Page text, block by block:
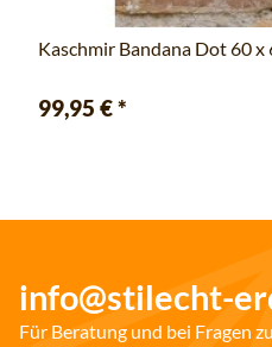
Kaschmir Bandana Dot 60 x
99,95 €*
info@stilecht-
Für Beratung und bei Fragen